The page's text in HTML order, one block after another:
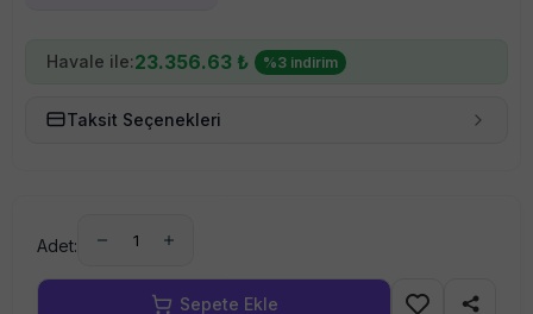
Havale ile:23.356.63 ₺ %3 indirim
Taksit Seçenekleri
Adet: 1